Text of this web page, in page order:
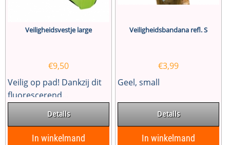
Veiligheidsvestje large
€9,50
Veilig op pad! Dankzij dit
fluorescerend...
Details
In winkelmand
Veiligheidsbandana refl. S
€3,99
Geel, small
Details
In winkelmand